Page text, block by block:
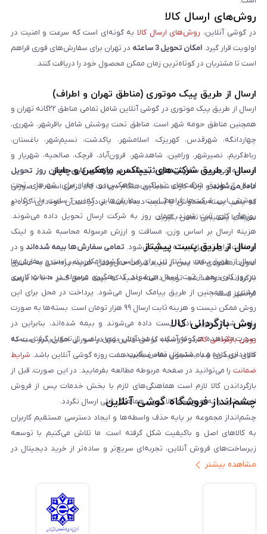
روش‌های ارسال کالا
در گوشی آنلاین، روش‌های ارسال کالا به گونه‌ای است که سرعت و امنیت در
اولویت قرار گیرد. امکان تحویل 3 ساعته
در تهران برای سفارش‌های فوری فراهم
است تا مشتریان در کوتاه‌ترین زمان ممکن محصول خود را دریافت کنند.
ارسال از طریق پیک موتوری (مناطق تهران و اطراف)
ارسال از طریق پیک موتوری در گوشی آنلاین شامل تمامی مناطق ۲۲گانه تهران و
همچنین مناطق حومه شهر است. مناطق تحت پوشش شامل باقرشهر، شهرری،
چهاردانگه، شهرقدس، کهریزک، اسلامشهر، پاکدشت، نسیم‌شهر، باغستان،
رباط‌کریم، نصیرشهر، ورامین، شاهدشهر، فرون‌آباد، قرچک، صالحیه، شهریار و
اندیشه می‌شود. سفارش‌های ثبت‌شده در روزهای کاری همان روز تحویل
داده می‌شوندو ارائه کارت شناسایی هنگام دریافت کالا الزامی است. در صورتی
که پلمپ بسته مخدوش یا آسیب دیده باشد، از دریافت آن خودداری کرده و
سریعاً با پشتیبانی تماس بگیرید.
ارسال از طریق شرکت‌های تیپاکس، ماهکس و چاپار
ارسال از طریق شرکت‌های تیپاکس، ماهکس و چاپار برای شهرهای تحت
پوشش این شرکت‌ها فراهم است. سفارش‌هایی که بین ساعت ۱۰ تا ۱۵ در
روزهای کاری ثبت شوند، همان روز به شرکت ارسال تحویل داده می‌شوند.
هزینه ارسال بر اساس وزن، مسافت و ارزش مرسوله محاسبه شده و لینک
پرداخت برای تحویل‌گیرنده ارسال می‌شود. تمامی سفارش‌ها بیمه شده‌اند و در
صورت مفقودی کالا، پس از تایید شرکت حمل‌ونقل، هزینه پرداختی به مشتری
بازگردانده خواهد شد. توجه داشته باشید که بیمه شامل کسر ۱۰ تا ۱۵ درصد
فرانشیز است.
ارسال از طریق پست پیشتاز
ارسال از طریق پست پیشتاز نیز برای سراسر کشور امکان‌پذیر است و سفارش‌ها
در روز کاری بعد از ثبت، ارسال می‌شوند. کد رهگیری مرسوله در حساب کاربری
مشتری و همچنین از طریق پیامک ارسال می‌شود. پرداخت در محل برای این
روش ممکن نیست و هزینه ثابت ارسال ۹۹ هزار تومان است. بسته‌ها به صورت
پلمپ شده تحویل اداره پست داده می‌شوند و بیمه شده‌اند، بنابراین در
صورت مشاهده هرگونه آسیب یا مخدوش بودن پلمپ، از تحویل گرفتن بسته
خودداری کرده و با پشتیبانی تماس بگیرید.
روش بازگردانی کالا
روش بازگردانی کالادر فروشگاه گوشی آنلاین تنها در صورتی امکان‌پذیر است که
کالای خریداری شده مشمول مفاد ضمانت هفت روزه گوشی آنلاین باشد. شرایط
ضمانت را می‌توانید در صفحه مربوطه مطالعه بفرمایید. در این صورت، قبل از
بازگرداندن کالا لازم است هماهنگی‌های لازم با بخش خدمات پس از فروش
انجام شود و به هیچ‌وجه کالا بدون هماهنگی قبلی ارسال نگردد.
چشم‌انداز فروشگاه گوشی آنلاین
چشم‌انداز مجموعه بر پایه حذف واسطه‌ها و ایجاد دسترسی مستقیم کاربران
به کالاهای اصل و باکیفیت شکل گرفته است. ما تلاش می‌کنیم با توسعه
زیرساخت‌های فروش آنلاین، تجربه‌ای سریع‌تر و ساده‌تر از خرید دیجیتال در
ایران ارائه دهیم. تبدیل‌شدن به مرجعی قابل اعتماد برای خرید کالای دیجیتال،
خدمات و به‌روزرسانی مداوم محصولات، مسیر ما را روشن‌تر می‌کند. ما باور
داریم آینده بازار دیجیتال متعلق به کسب‌وکارهایی است که صداقت و شفافیت
را در اولویت قرار می‌دهند. گوشی آنلاین با تکیه بر تجربه و تخصص، با قدرت به
مشاهده بیشتر